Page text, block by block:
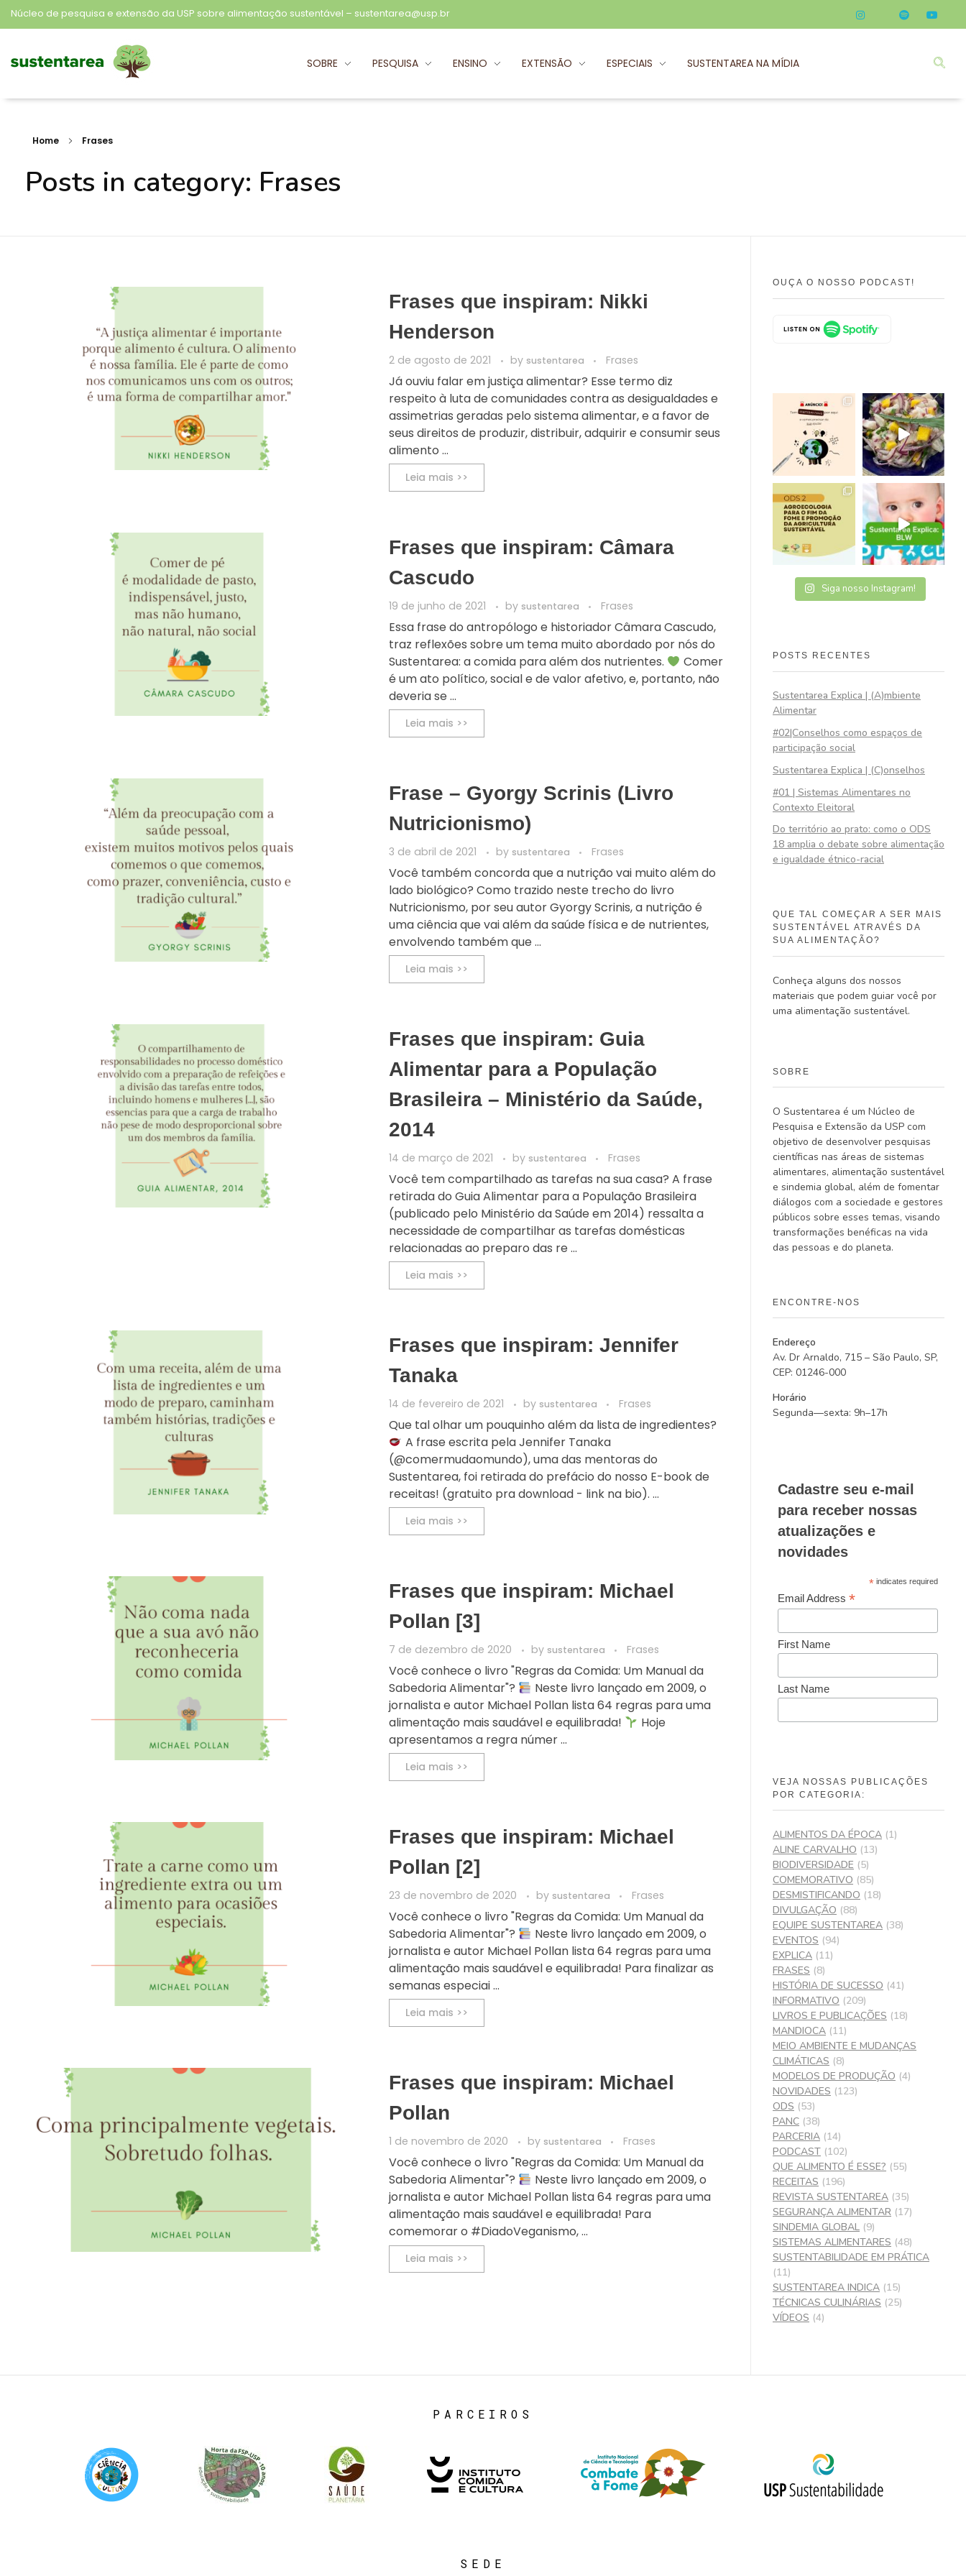
Núcleo de pesquisa e extensão da USP sobre alimentação sustentável – sustentarea@usp.br
Sustentarea
SOBRE PESQUISA ENSINO EXTENSÃO ESPECIAIS SUSTENTAREA NA MÍDIA
Home Frases
Posts in category: Frases
Frases que inspiram: Nikki
Henderson
2 de agosto de 2021 by sustentarea Frases
Já ouviu falar em justiça alimentar? Esse termo diz
respeito à luta de comunidades contra as desigualdades e
assimetrias geradas pelo sistema alimentar, e a favor de
seus direitos de produzir, distribuir, adquirir e consumir seus
alimento ...
Leia mais >>
Frases que inspiram: Câmara
Cascudo
19 de junho de 2021 by sustentarea Frases
Essa frase do antropólogo e historiador Câmara Cascudo,
traz reflexões sobre um tema muito abordado por nós do
Sustentarea: a comida para além dos nutrientes.
Comer
é um ato político, social e de valor afetivo, e, portanto, não
deveria se ...
Leia mais >>
Frase – Gyorgy Scrinis (Livro
Nutricionismo)
3 de abril de 2021 by sustentarea Frases
Você também concorda que a nutrição vai muito além do
lado biológico? Como trazido neste trecho do livro
Nutricionismo, por seu autor Gyorgy Scrinis, a nutrição é
uma ciência que vai além da saúde física e de nutrientes,
envolvendo também que ...
Leia mais >>
Frases que inspiram: Guia
Alimentar para a População
Brasileira – Ministério da Saúde,
2014
14 de março de 2021 by sustentarea Frases
Você tem compartilhado as tarefas na sua casa? A frase
retirada do Guia Alimentar para a População Brasileira
(publicado pelo Ministério da Saúde em 2014) ressalta a
necessidade de compartilhar as tarefas domésticas
relacionadas ao preparo das re ...
Leia mais >>
Frases que inspiram: Jennifer
Tanaka
14 de fevereiro de 2021 by sustentarea Frases
Que tal olhar um pouquinho além da lista de ingredientes?
A frase escrita pela Jennifer Tanaka
(@comermudaomundo), uma das mentoras do
Sustentarea, foi retirada do prefácio do nosso E-book de
receitas! (gratuito pra download - link na bio). ...
Leia mais >>
Frases que inspiram: Michael
Pollan [3]
7 de dezembro de 2020 by sustentarea Frases
Você conhece o livro "Regras da Comida: Um Manual da
Sabedoria Alimentar"?
Neste livro lançado em 2009, o
jornalista e autor Michael Pollan lista 64 regras para uma
alimentação mais saudável e equilibrada!
Hoje
apresentamos a regra númer ...
Leia mais >>
Frases que inspiram: Michael
Pollan [2]
23 de novembro de 2020 by sustentarea Frases
Você conhece o livro "Regras da Comida: Um Manual da
Sabedoria Alimentar"?
Neste livro lançado em 2009, o
jornalista e autor Michael Pollan lista 64 regras para uma
alimentação mais saudável e equilibrada! Para finalizar as
semanas especiai ...
Leia mais >>
Frases que inspiram: Michael
Pollan
1 de novembro de 2020 by sustentarea Frases
Você conhece o livro "Regras da Comida: Um Manual da
Sabedoria Alimentar"?
Neste livro lançado em 2009, o
jornalista e autor Michael Pollan lista 64 regras para uma
alimentação mais saudável e equilibrada! Para
comemorar o #DiadoVeganismo, ...
Leia mais >>
OUÇA O NOSSO PODCAST!
Siga nosso Instagram!
POSTS RECENTES
Sustentarea Explica | (A)mbiente
Alimentar
#02|Conselhos como espaços de
participação social
Sustentarea Explica | (C)onselhos
#01 | Sistemas Alimentares no
Contexto Eleitoral
Do território ao prato: como o ODS
18 amplia o debate sobre alimentação
e igualdade étnico-racial
QUE TAL COMEÇAR A SER MAIS
SUSTENTÁVEL ATRAVÉS DA
SUA ALIMENTAÇÃO?
Conheça alguns dos nossos
materiais que podem guiar você por
uma alimentação sustentável.
SOBRE
O Sustentarea é um Núcleo de
Pesquisa e Extensão da USP com
objetivo de desenvolver pesquisas
científicas nas áreas de sistemas
alimentares, alimentação sustentável
e sindemia global, além de fomentar
diálogos com a sociedade e gestores
públicos sobre esses temas, visando
transformações benéficas na vida
das pessoas e do planeta.
ENCONTRE-NOS
Endereço
Av. Dr Arnaldo, 715 – São Paulo, SP,
CEP: 01246-000
Horário
Segunda—sexta: 9h–17h
Cadastre seu e-mail
para receber nossas
atualizações e
novidades
*indicates required
Email Address*
First Name
Last Name
VEJA NOSSAS PUBLICAÇÕES
POR CATEGORIA:
ALIMENTOS DA ÉPOCA (1)
ALINE CARVALHO (13)
BIODIVERSIDADE (5)
COMEMORATIVO (85)
DESMISTIFICANDO (18)
DIVULGAÇÃO (88)
EQUIPE SUSTENTAREA (38)
EVENTOS (94)
EXPLICA (11)
FRASES (8)
HISTÓRIA DE SUCESSO (41)
INFORMATIVO (209)
LIVROS E PUBLICAÇÕES (18)
MANDIOCA (11)
MEIO AMBIENTE E MUDANÇAS
CLIMÁTICAS (8)
MODELOS DE PRODUÇÃO (4)
NOVIDADES (123)
ODS (53)
PANC (38)
PARCERIA (14)
PODCAST (102)
QUE ALIMENTO É ESSE? (55)
RECEITAS (196)
REVISTA SUSTENTAREA (35)
SEGURANÇA ALIMENTAR (17)
SINDEMIA GLOBAL (9)
SISTEMAS ALIMENTARES (48)
SUSTENTABILIDADE EM PRÁTICA
(11)
SUSTENTAREA INDICA (15)
TÉCNICAS CULINÁRIAS (25)
VÍDEOS (4)
PARCEIROS
SEDE